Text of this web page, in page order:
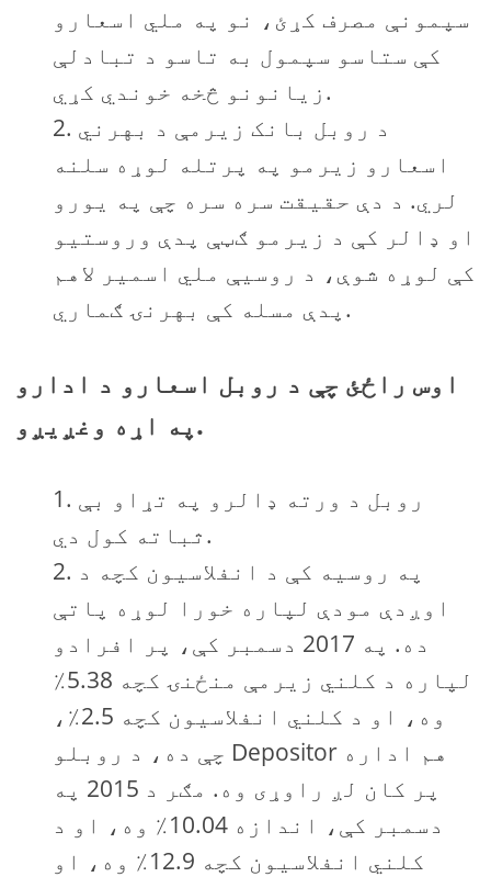
سپمونې مصرف کړئ، نو په ملي اسعارو
کې ستاسو سپمول به تاسو د تبادلې
زیانونو څخه خوندي کړي.
د روبل بانک زیرمې د بهرني
اسعارو زیرمو په پرتله لوړه سلنه
لري. د دې حقیقت سره سره چې په یورو
او ډالر کې د زیرمو ګټې پدې وروستیو
کې لوړه شوې، د روسیې ملي اسمیر لاهم
پدې مسله کې بهرنۍ ګماري.
اوس راځئ چې د روبل اسعارو د ادارو
په اړه وغږیږو.
روبل د ورته ډالرو په تړاو بې
ثباته کول دي.
په روسیه کې د انفلاسیون کچه د
اوږدې مودې لپاره خورا لوړه پاتې
ده. په 2017 دسمبر کې، پر افرادو
لپاره د کلني زیرمې منځنۍ کچه 5.38٪
وه، او د کلني انفلاسیون کچه 2.5٪،
چې ده، د روبلو Depositor هم اداره
پر کان لږ راوړی وه. مګر د 2015 په
دسمبر کې، اندازه 10.04٪ وه، او د
کلني انفلاسیون کچه 12.9٪ وه، او